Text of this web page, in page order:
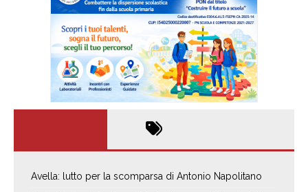
Avella: lutto per la scomparsa di Antonio Napolitano